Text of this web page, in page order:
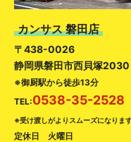
カンサス 磐田店
〒438-0026
静岡県磐田市西貝塚2030
※御厨駅から徒歩13分
TEL:0538-35-2528
※受け渡しがよりスムーズになりま
定休日 火曜日